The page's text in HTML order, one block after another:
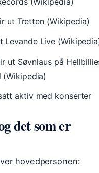
ut Tretten (Wikipedia)
Levande Live
ut Søvnlaus på
(Wikipedia)
aktiv med konserter
det som er
hovedpersonen: